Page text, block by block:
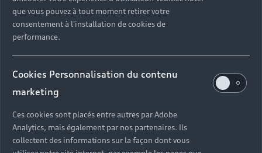
que vous pouvez à tout moment retirer votre
consentement à l'installation de cookies de
performance.
Cookies Personnalisation du contenu
marketing
Ces cookies sont placés entre autres par Adobe
Analytics, mais également par nos partenaires. Ils
collectent des informations sur la façon dont vous